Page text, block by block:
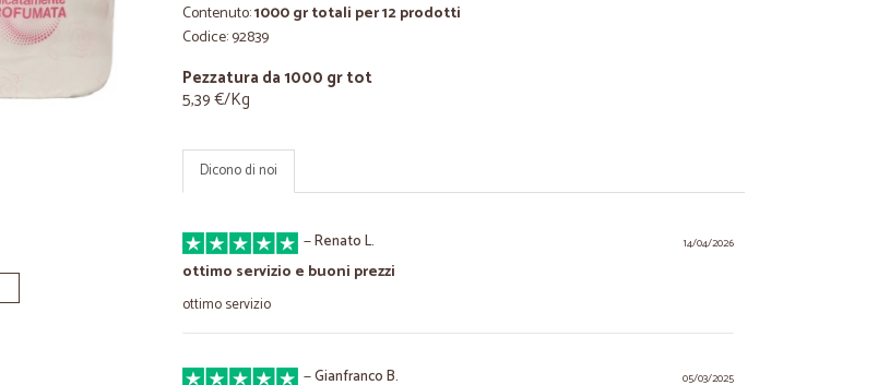
Contenuto:1000 gr totali per 12 prodotti
Codice: 92839
Pezzatura da 1000 gr tot
5,39 €/Kg
Dicono di noi
14/04/2026
—Renato L.
ottimo servizio e buoni prezzi
ottimo servizio
05/03/2025
—Gianfranco B.